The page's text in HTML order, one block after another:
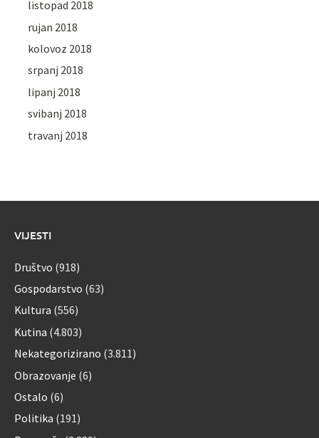
listopad 2018
rujan 2018
kolovoz 2018
srpanj 2018
lipanj 2018
svibanj 2018
travanj 2018
VIJESTI
Društvo (918)
Gospodarstvo (63)
Kultura (556)
Kutina (4.803)
Nekategorizirano (3.811)
Obrazovanje (6)
Ostalo (6)
Politika (191)